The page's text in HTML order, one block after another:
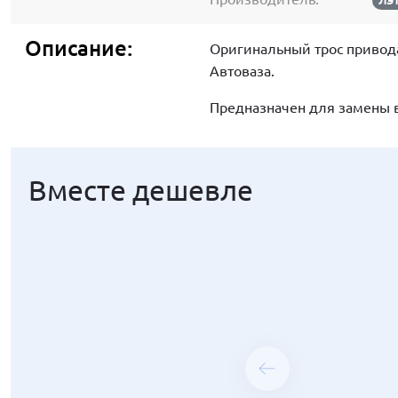
Описание:
Оригинальный трос
Автоваза.
Предназначен для замены
Вместе дешевле
Вместе дешевле
Вместе дешевле
Вместе дешевле
Вместе дешевле